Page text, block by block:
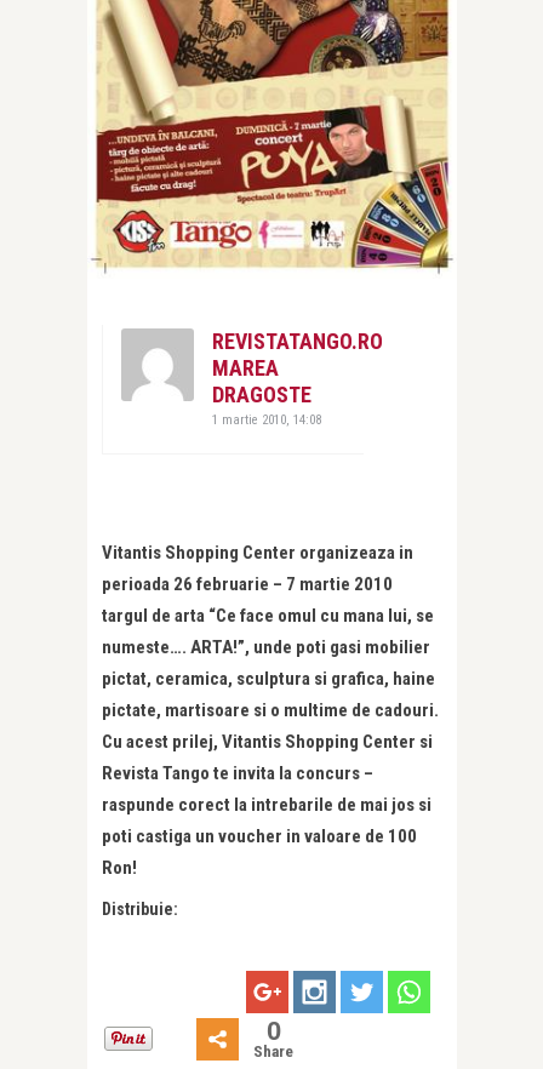
REVISTATANGO.RO
MAREA
DRAGOSTE
1 martie 2010, 14:08
Vitantis Shopping Center organizeaza in
perioada 26 februarie – 7 martie 2010
targul de arta “Ce face omul cu mana lui, se
numeste…. ARTA!”, unde poti gasi mobilier
pictat, ceramica, sculptura si grafica, haine
pictate, martisoare si o multime de cadouri.
Cu acest prilej, Vitantis Shopping Center si
Revista Tango te invita la concurs –
raspunde corect la intrebarile de mai jos si
poti castiga un voucher in valoare de 100
Ron!
Distribuie:
0
Share